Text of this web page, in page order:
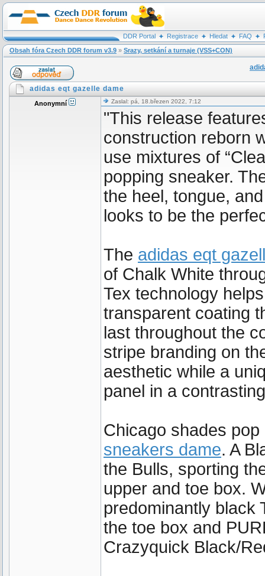
DDR Portal Registrace Hledat FAQ
Obsah fóra Czech DDR forum v3.9 » Srazy, setkání a turnaje (VSS+CON)
adidas eqt gazelle dame
Anonymní Zaslal: pá, 18.březen 2022, 7:12
"This release
construction reborn
use mixtures of
popping sneaker.
the heel, tongue,
looks to be the
The adidas eqt
of Chalk White
Tex technology
transparent coating
last throughout the
stripe branding on
aesthetic while a
panel in a
Chicago shades
sneakers dame. A
the Bulls, sporting
upper and toe box.
predominantly black
the toe box and
Crazyquick Black/